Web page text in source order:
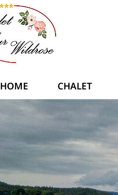
HOME CHALET